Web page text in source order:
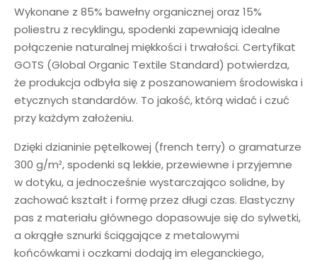
Wykonane z 85% bawełny organicznej oraz 15%
poliestru z recyklingu, spodenki zapewniają idealne
połączenie naturalnej miękkości i trwałości. Certyfikat
GOTS (Global Organic Textile Standard) potwierdza,
że produkcja odbyła się z poszanowaniem środowiska i
etycznych standardów. To jakość, którą widać i czuć
przy każdym założeniu.
Dzięki dzianinie pętelkowej (french terry) o gramaturze
300 g/m², spodenki są lekkie, przewiewne i przyjemne
w dotyku, a jednocześnie wystarczająco solidne, by
zachować kształt i formę przez długi czas. Elastyczny
pas z materiału głównego dopasowuje się do sylwetki,
a okrągłe sznurki ściągające z metalowymi
końcówkami i oczkami dodają im eleganckiego,